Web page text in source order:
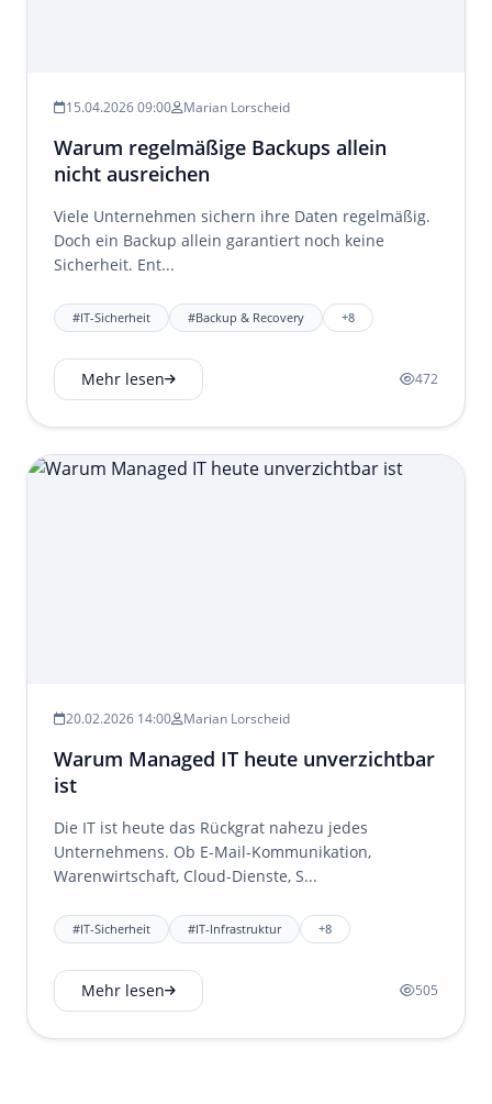
15.04.2026 09:00 Marian Lorscheid
Warum regelmäßige Backups allein
nicht ausreichen
Viele Unternehmen sichern ihre Daten regelmäßig.
Doch ein Backup allein garantiert noch keine
Sicherheit. Ent...
#IT-Sicherheit #Backup & Recovery +8
Mehr lesen 472
20.02.2026 14:00 Marian Lorscheid
Warum Managed IT heute unverzichtbar
ist
Die IT ist heute das Rückgrat nahezu jedes
Unternehmens. Ob E-Mail-Kommunikation,
Warenwirtschaft, Cloud-Dienste, S...
#IT-Sicherheit #IT-Infrastruktur +8
Mehr lesen 505